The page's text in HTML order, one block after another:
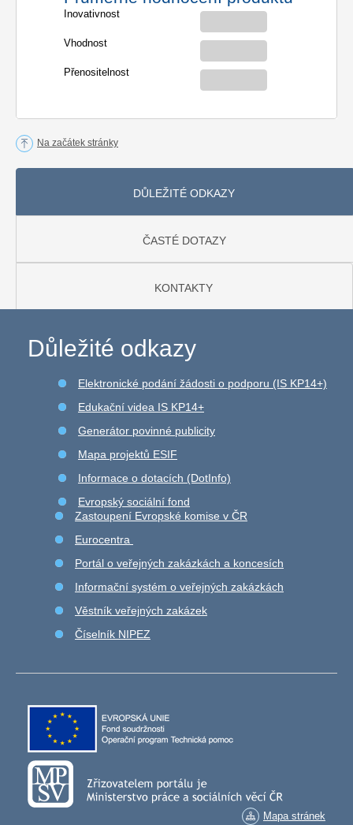
Inovativnost
Vhodnost
Přenositelnost
Na začátek stránky
DŮLEŽITÉ ODKAZY
ČASTÉ DOTAZY
KONTAKTY
Důležité odkazy
Elektronické podání žádosti o podporu (IS KP14+)
Edukační videa IS KP14+
Generátor povinné publicity
Mapa projektů ESIF
Informace o dotacích (DotInfo)
Evropský sociální fond
Zastoupení Evropské komise v ČR
Eurocentra
Portál o veřejných zakázkách a koncesích
Informační systém o veřejných zakázkách
Věstník veřejných zakázek
Číselník NIPEZ
Mapa stránek